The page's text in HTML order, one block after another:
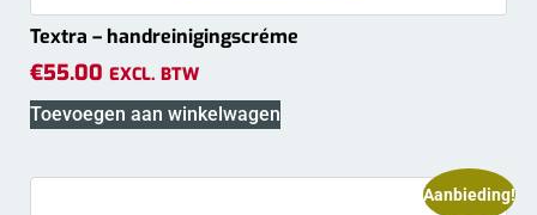
Textra – handreinigingscréme
€55.00 EXCL. BTW
Toevoegen aan winkelwagen
Aanbieding!